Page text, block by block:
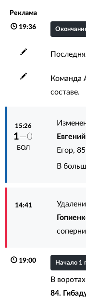
Реклама
19:36
Команда
составе.
15:26
1—0
БОЛ
Евгений
Егор,
В
14:41
19:00 Начало 1
В
84.